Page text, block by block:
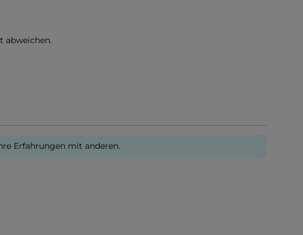
abweichen.
Erfahrungen mit anderen.